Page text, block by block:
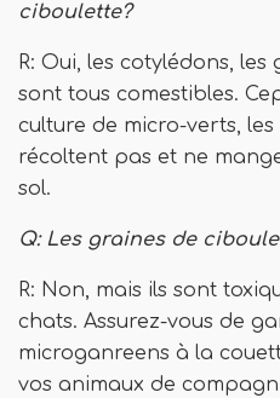
ciboulette?
R: Oui, les cotylédons,
sont tous comestibles.
culture de micro-verts,
récoltent pas et ne
sol.
Q: Les graines de
R: Non, mais ils sont
chats. Assurez-vous de
microganreens à la
vos animaux de